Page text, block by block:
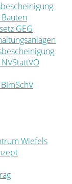
GEG
Wiefels